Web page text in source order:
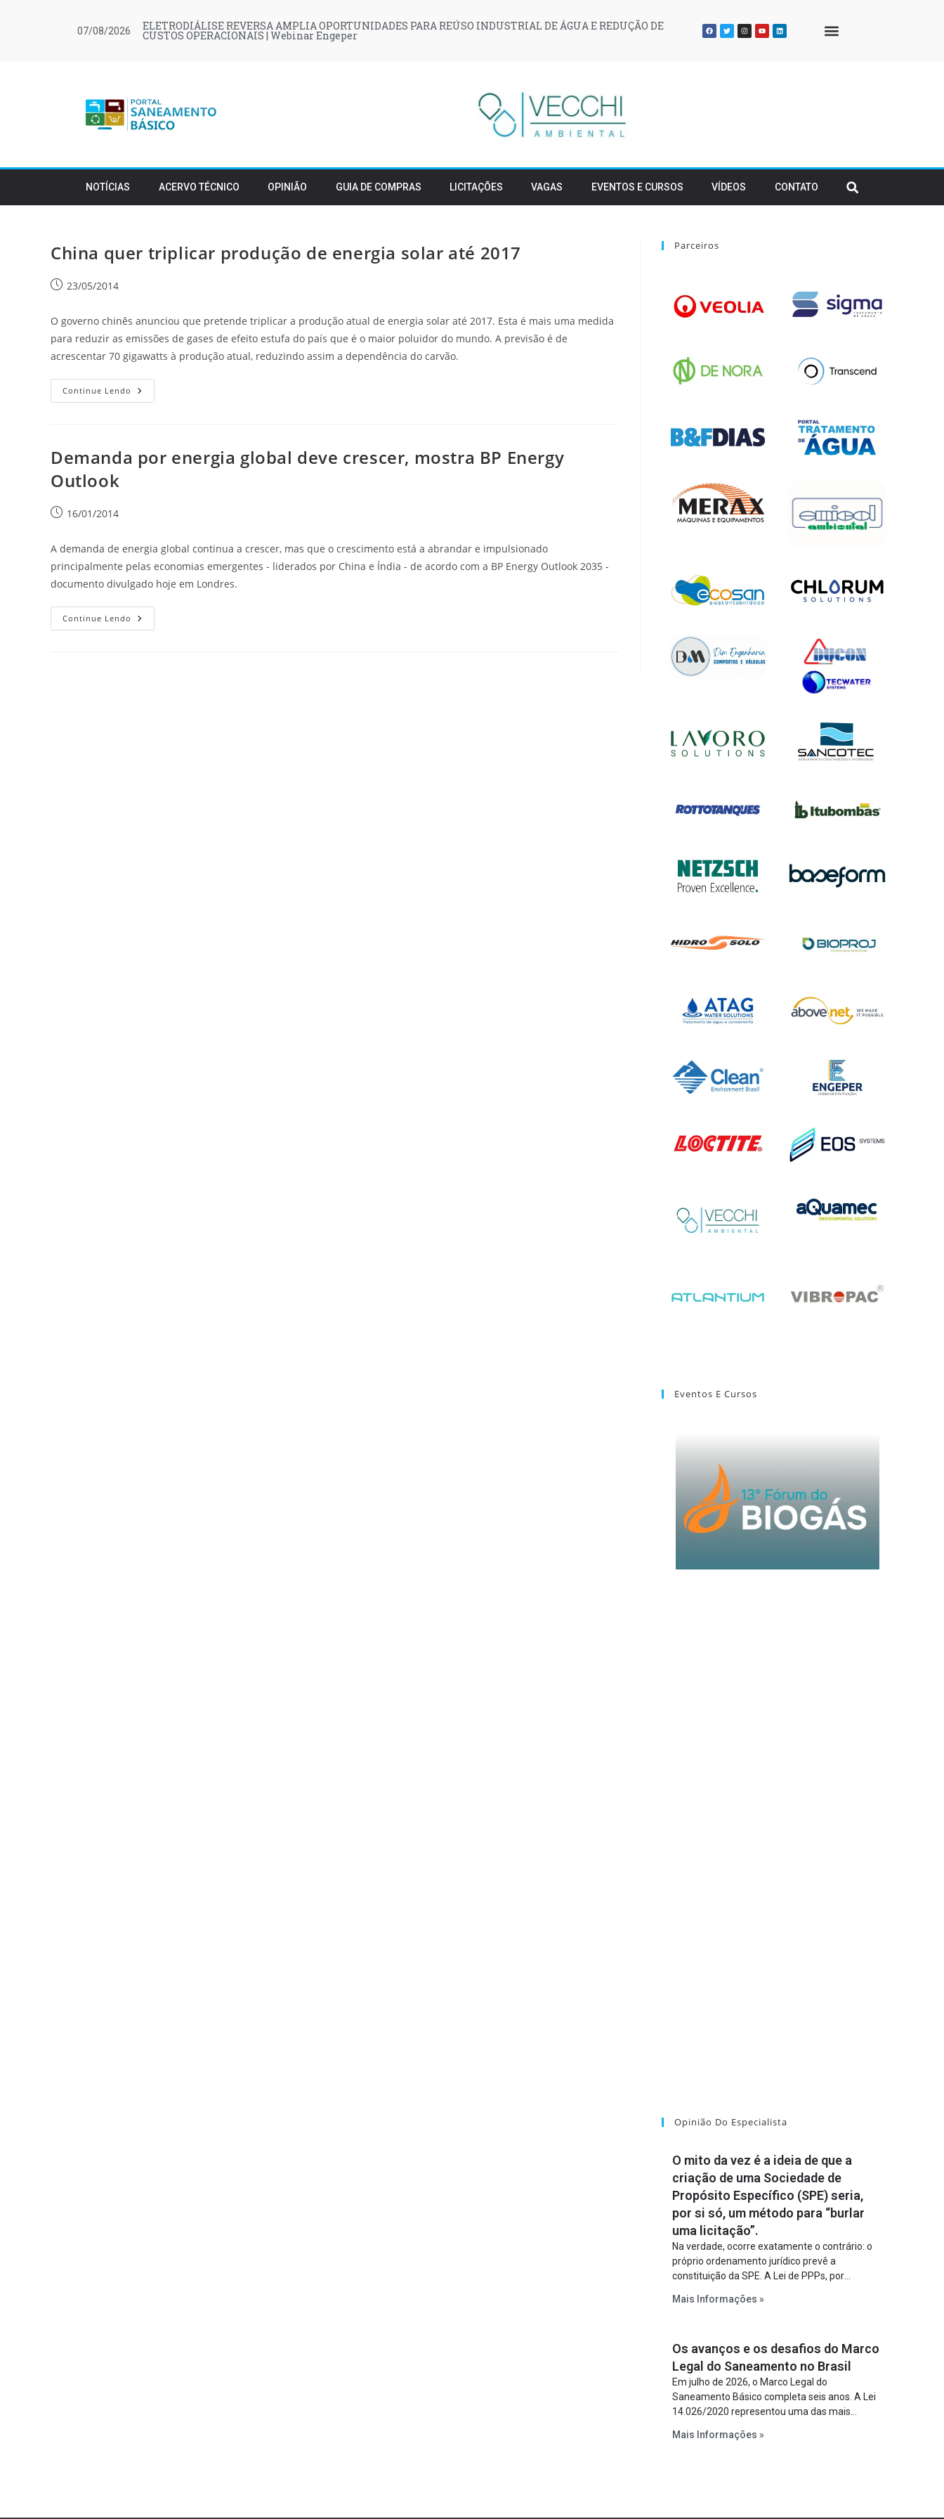
07/08/2026 ELETRODIÁLISE REVERSA AMPLIA OPORTUNIDADES PARA REÚSO INDUSTRIAL DE ÁGUA E REDUÇÃO DE
CUSTOS OPERACIONAIS | Webinar Engeper
NOTÍCIAS ACERVO TÉCNICO OPINIÃO GUIA DE COMPRAS LICITAÇÕES VAGAS EVENTOS E CURSOS VÍDEOS CONTATO
China quer triplicar produção de energia solar até 2017
23/05/2014
O governo chinês anunciou que pretende triplicar a produção atual de energia solar até 2017. Esta é mais uma medida
para reduzir as emissões de gases de efeito estufa do país que é o maior poluidor do mundo. A previsão é de
acrescentar 70 gigawatts à produção atual, reduzindo assim a dependência do carvão.
Continue Lendo
Demanda por energia global deve crescer, mostra BP Energy
Outlook
16/01/2014
A demanda de energia global continua a crescer, mas que o crescimento está a abrandar e impulsionado
principalmente pelas economias emergentes - liderados por China e Índia - de acordo com a BP Energy Outlook 2035 -
documento divulgado hoje em Londres.
Continue Lendo
Parceiros
Eventos E Cursos
Opinião Do Especialista
O mito da vez é a ideia de que a
criação de uma Sociedade de
Propósito Específico (SPE) seria,
por si só, um método para “burlar
uma licitação”.
Na verdade, ocorre exatamente o contrário: o
próprio ordenamento jurídico prevê a
constituição da SPE. A Lei de PPPs, por
constitua uma SPE para implantar e gerir o
Lei de Concessões, a figura é facultativa e
sujeita a uma escolha racional de projeto a
projeto.
Mais Informações »
Os avanços e os desafios do Marco
Legal do Saneamento no Brasil
Em julho de 2026, o Marco Legal do
Saneamento Básico completa seis anos. A Lei
14.026/2020 representou uma das mais
estabelecer metas claras para a
mecanismos voltados à segurança jurídica dos
Mais Informações »